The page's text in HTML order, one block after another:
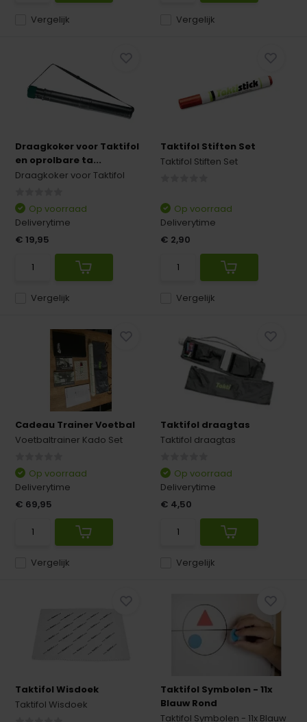
Vergelijk Vergelijk
Draagkoker voor Taktifol
en oprolbare ta...
Draagkoker voor Taktifol
Vergelijk
Op voorraad
Deliverytime
€ 19,95
Taktifol Stiften Set
Taktifol Stiften Set
Vergelijk
Op voorraad
Deliverytime
€ 2,90
Cadeau Trainer Voetbal
Voetbaltrainer Kado Set
Vergelijk
Op voorraad
Deliverytime
€ 69,95
Taktifol draagtas
Taktifol draagtas
Vergelijk
Op voorraad
Deliverytime
€ 4,50
Taktifol Wisdoek
Taktifol Wisdoek
Taktifol Symbolen - 11x
Blauw Rond
Taktifol Symbolen - 11x Blauw